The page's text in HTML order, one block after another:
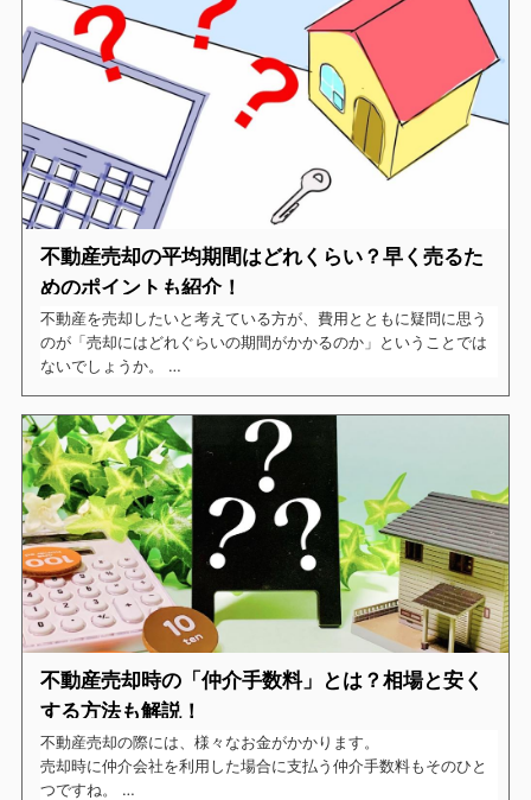
人生の中でも大きな金額が動く事柄ですので、失敗したくないで
すよね。
そこで今回の記事では、不動産売却を考えている方に向けて売却
を失敗しないため、できるだけ高く売るためにどのような不動産
会社を選べばよいか、不動産会社選びで注目すべきポイントにつ
いてご紹介したいと思います。
不動産売却の平均期間はどれくらい？早く売るた
めのポイントも紹介！
不動産を売却したいと考えている方が、費用とともに疑問に思う
のが「売却にはどれぐらいの期間がかかるのか」ということでは
ないでしょうか。
特にマイホームを売却する場合は引っ越しとの兼ね合いなどもあ
りますので、特に気になるポイントですよね。
今回はそんな不動産売却を考えている方に向けて、不動産売却に
かかる平均的な期間についてご紹介します。
不動産売却時の「仲介手数料」とは？相場と安く
する方法も解説！
不動産売却の際には、様々なお金がかかります。
売却時に仲介会社を利用した場合に支払う仲介手数料もそのひと
つですね。